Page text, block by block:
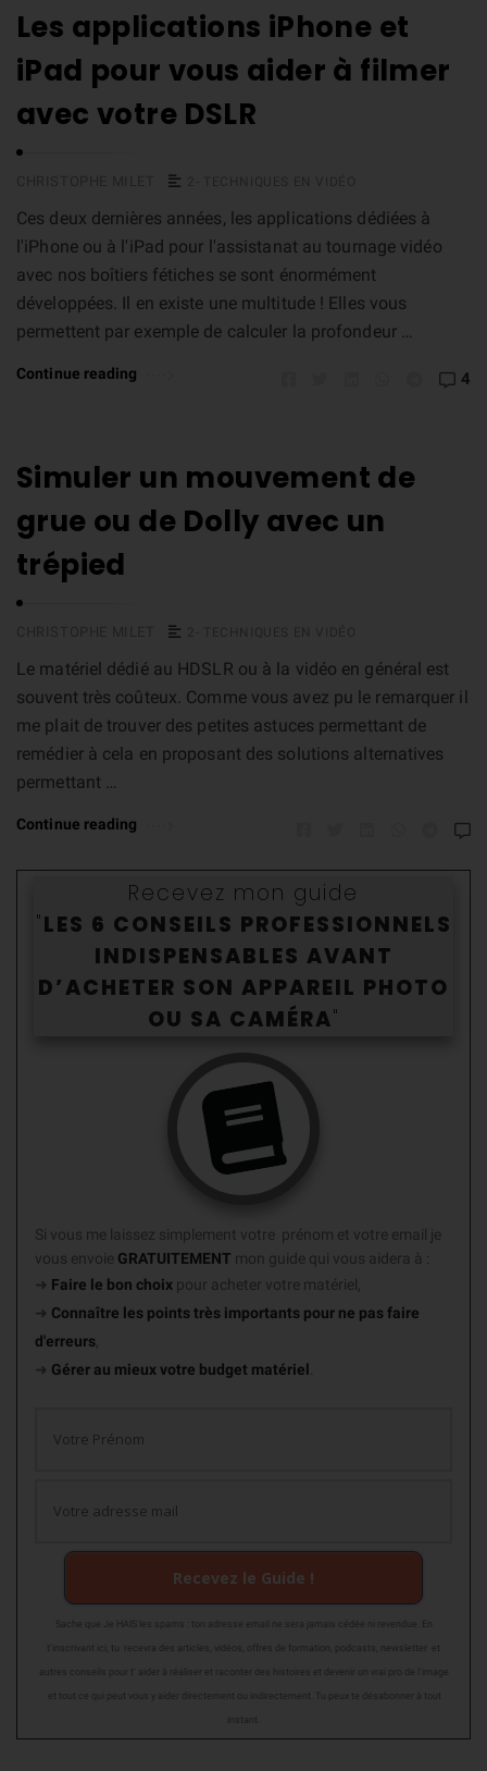
Les applications iPhone et
iPad pour vous aider à filmer
avec votre DSLR
Ces deux dernières années, les applications dédiées à
l'iPhone ou à l'iPad pour l'assistanat au tournage vidéo
avec nos boîtiers fétiches se sont énormément
développées. Il en existe une multitude ! Elles vous
permettent par exemple de calculer la profondeur …
Continue reading 4
Simuler un mouvement de
grue ou de Dolly avec un
trépied
Le matériel dédié au HDSLR ou à la vidéo en général est
souvent très coûteux. Comme vous avez pu le remarquer il
me plait de trouver des petites astuces permettant de
remédier à cela en proposant des solutions alternatives
permettant …
Continue reading
Recevez mon guide
"LES 6 CONSEILS PROFESSIONNELS
INDISPENSABLES AVANT
D’ACHETER SON APPAREIL PHOTO
OU SA CAMÉRA"
Si vous me laissez simplement votre prénom et votre email je
vous envoie GRATUITEMENT mon guide qui vous aidera à :
➜ Faire le bon choix pour acheter votre matériel,
➜ Connaître les points très importants pour ne pas faire
d'erreurs,
➜ Gérer au mieux votre budget matériel .
Recevez le Guide !
Sache que Je HAIS les spams : ton adresse email ne sera jamais cédée ni revendue. En
t'inscrivant ici, tu recevra des articles, vidéos, offres de formation, podcasts, newsletter et
autres conseils pour t' aider à réaliser et raconter des histoires et devenir un vrai pro de l'image
et tout ce qui peut vous y aider directement ou indirectement. Tu peux te désabonner à tout
instant.